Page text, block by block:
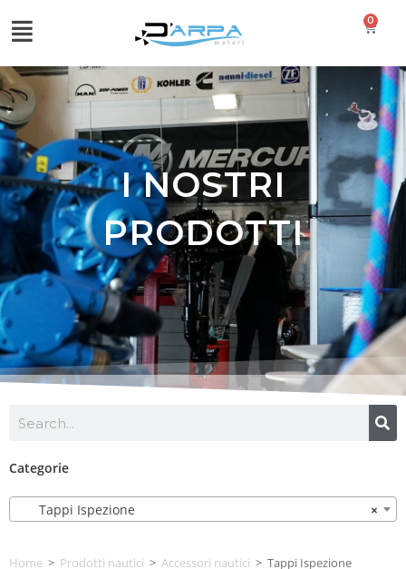
0
I NOSTRI
PRODOTTI
Categorie
×
Tappi Ispezione
Home > Prodotti nautici > Accessori nautici > Tappi Ispezione